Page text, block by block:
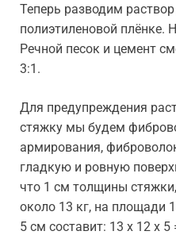
Теперь разводим
полиэтиленовой плёнке.
Речной песок и цемент
3:1.
Для предупреждения
стяжку мы будем
армирования,
гладкую и ровную
что 1 см толщины
около 13 кг, на площади
5 см составит: 13 х 12 х